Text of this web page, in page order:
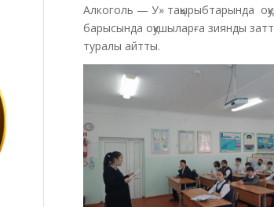
Алкоголь — У» тақырыбтарында
барысында оқушыларға зиянды
туралы айтты.